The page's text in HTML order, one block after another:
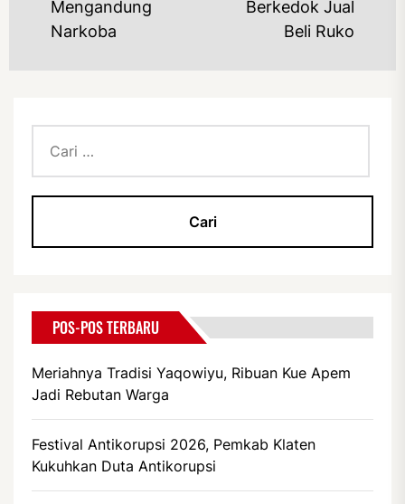
post:Mengandung
Narkoba
Berkedok Jual
Beli Ruko
untuk:
POS-POS TERBARU
Meriahnya Tradisi Yaqowiyu, Ribuan Kue Apem
Jadi Rebutan Warga
Festival Antikorupsi 2026, Pemkab Klaten
Kukuhkan Duta Antikorupsi